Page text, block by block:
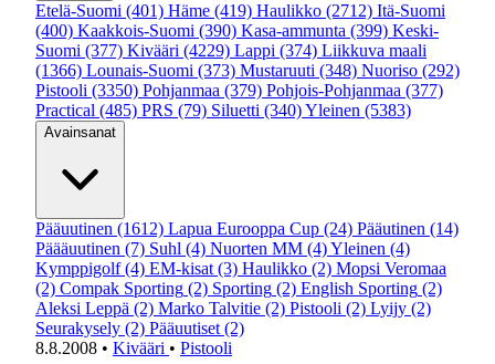
Etelä-Suomi (401) Häme (419) Haulikko (2712) Itä-Suomi
(400) Kaakkois-Suomi (390) Kasa-ammunta (399) Keski-
Suomi (377) Kivääri (4229) Lappi (374) Liikkuva maali
(1366) Lounais-Suomi (373) Mustaruuti (348) Nuoriso (292)
Pistooli (3350) Pohjanmaa (379) Pohjois-Pohjanmaa (377)
Practical (485) PRS (79) Siluetti (340)Yleinen (5383)
Avainsanat
Pääuutinen (1612) Lapua Eurooppa Cup (24) Pääutinen (14)
Päääuutinen (7) Suhl (4) Nuorten MM (4)Yleinen (4)
Kymppigolf (4) EM-kisat (3) Haulikko (2) Mopsi Veromaa
(2) Compak Sporting (2) Sporting (2) English Sporting (2)
Aleksi Leppä (2) Marko Talvitie (2) Pistooli (2) Lyijy (2)
Seurakysely (2) Pääuutiset (2)
8.8.2008 • Kivääri • Pistooli